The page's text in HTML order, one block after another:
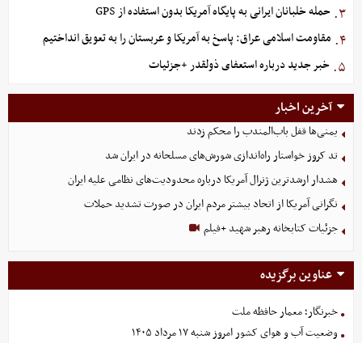
۳. حمله خلبانان ایرانی به پایگاه آمریکا بدون استفاده از GPS
۴. مقاومت اسلامی عراق: پاسخ به آمریکا و عربستان را به تعویق انداختیم
۵. خبر جدید درباره استعفای ذولقدر +جزئیات
آخرین اخبار
یمنی‌ها قفل باب‌المندب را محکم زدند
تد کروز خواستار راه‌اندازی شورش‌های مسلحانه در ایران شد
هشدار ارشدترین ژنرال آمریکا درباره محدودیت‌های نظامی علیه ایران
نگرانی آمریکا از اتحاد بیشتر مردم ایران در صورت تشدید حملات
جزئیات کتابخانه رهبر شهید +فیلم
عناوین برگزیده
خبرنگار؛ معمار حافظه ملت
وضعیت آب و هوای کشور امروز شنبه ۱۷ مرداد ۱۴۰۵